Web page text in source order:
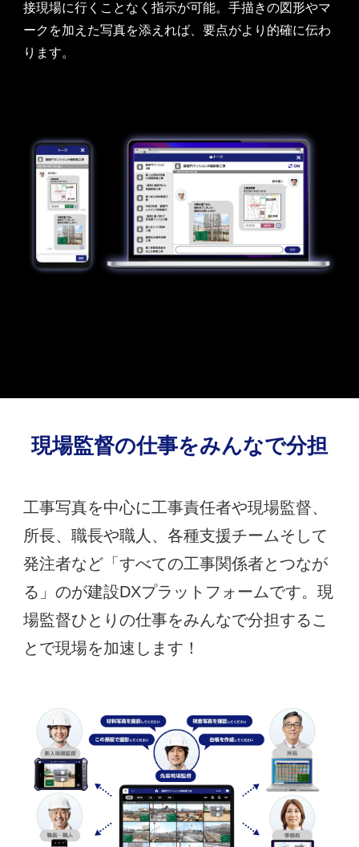
接現場に行くことなく指示が可能。手描きの図形やマ
ークを加えた写真を添えれば、要点がより的確に伝わ
ります。
現場監督の仕事をみんなで分担
工事写真を中心に工事責任者や現場監督、
所長、職長や職人、各種支援チームそして
発注者など「すべての工事関係者とつなが
る」のが建設DXプラットフォームです。現
場監督ひとりの仕事をみんなで分担するこ
とで現場を加速します！